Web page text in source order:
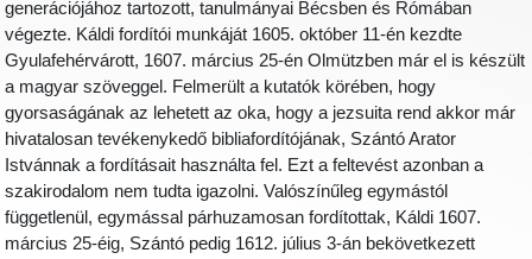
generációjához tartozott, tanulmányai Bécsben és Rómában
végezte. Káldi fordítói munkáját 1605. október 11-én kezdte
Gyulafehérvárott, 1607. március 25-én Olmützben már el is készült
a magyar szöveggel. Felmerült a kutatók körében, hogy
gyorsaságának az lehetett az oka, hogy a jezsuita rend akkor már
hivatalosan tevékenykedő bibliafordítójának, Szántó Arator
Istvánnak a fordításait használta fel. Ezt a feltevést azonban a
szakirodalom nem tudta igazolni. Valószínűleg egymástól
függetlenül, egymással párhuzamosan fordítottak, Káldi 1607.
március 25-éig, Szántó pedig 1612. július 3-án bekövetkezett